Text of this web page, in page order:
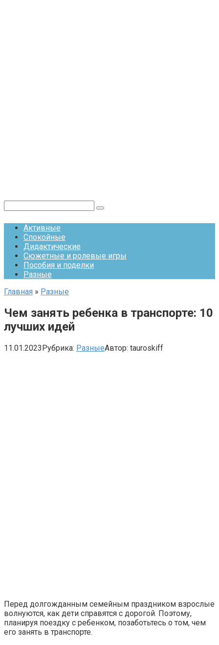
Активные
Спокойные
Дидактические
Сюжетные и ролевые игры
Пособия и поделки
Разные
Главная » Разные
Чем занять ребенка в транспорте: 10
лучших идей
11.01.2023Рубрика: РазныеАвтор: tauroskiff
Перед долгожданным семейным праздником взрослые
волнуются, как дети справятся с дорогой. Поэтому,
планируя поездку с ребенком, позаботьтесь о том, чем
его занять в транспорте.